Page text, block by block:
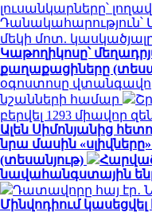
լուսանկարները՝
մեկի մոտ.
Կաթողիկոսը՝
քաղաքացիները
օգոստոսը
նշանների համար
բերվել 1293 միավոր
Ալեն Սիմոնյանից
նրա մասին
(տեսանյութ)
նավահանգստային
Դատավորը հայ
Մինվոդիում կասեցվել